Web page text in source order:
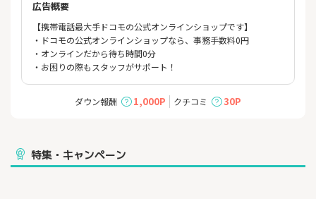
広告概要
【携帯電話最大手ドコモの公式オンラインショップです】
・ドコモの公式オンラインショップなら、事務手数料0円
・オンラインだから待ち時間0分
・お困りの際もスタッフがサポート！
ダウン報酬 1,000P クチコミ 30P
特集・キャンペーン